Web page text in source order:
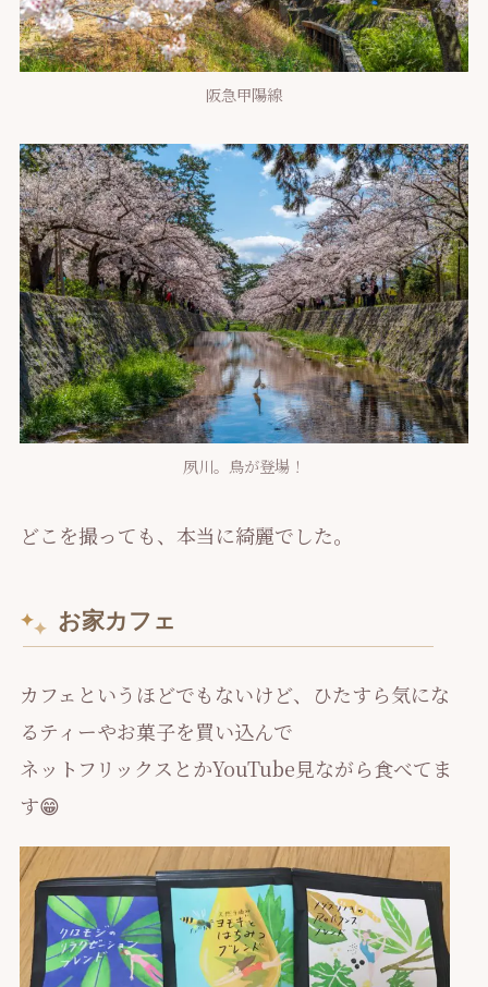
阪急甲陽線
夙川。鳥が登場！
どこを撮っても、本当に綺麗でした。
お家カフェ
カフェというほどでもないけど、ひたすら気にな
るティーやお菓子を買い込んで
ネットフリックスとかYouTube見ながら食べてま
す😁